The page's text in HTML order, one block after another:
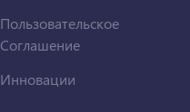
Пользовательское
Соглашение
Инновации